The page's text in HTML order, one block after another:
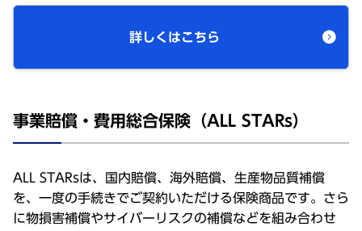
詳しくはこちら
事業賠償・費用総合保険（ALL STARs）
ALL STARsは、国内賠償、海外賠償、生産物品質補償
を、一度の手続きでご契約いただける保険商品です。さら
に物損害補償やサイバーリスクの補償などを組み合わせ